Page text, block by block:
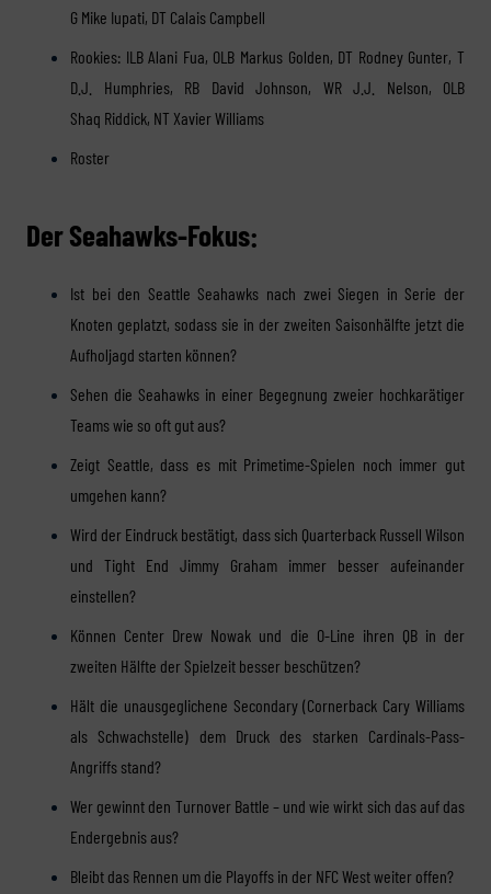
G Mike Iupati, DT Calais Campbell
Rookies: ILB Alani Fua, OLB Markus Golden, DT Rodney Gunter, T
D.J. Humphries, RB David Johnson, WR J.J. Nelson, OLB
Shaq Riddick, NT Xavier Williams
Roster
Der Seahawks-Fokus:
Ist bei den Seattle Seahawks nach zwei Siegen in Serie der
Knoten geplatzt, sodass sie in der zweiten Saisonhälfte jetzt die
Aufholjagd starten können?
Sehen die Seahawks in einer Begegnung zweier hochkarätiger
Teams wie so oft gut aus?
Zeigt Seattle, dass es mit Primetime-Spielen noch immer gut
umgehen kann?
Wird der Eindruck bestätigt, dass sich Quarterback Russell Wilson
und Tight End Jimmy Graham immer besser aufeinander
einstellen?
Können Center Drew Nowak und die O-Line ihren QB in der
zweiten Hälfte der Spielzeit besser beschützen?
Hält die unausgeglichene Secondary (Cornerback Cary Williams
als Schwachstelle) dem Druck des starken Cardinals-Pass-
Angriffs stand?
Wer gewinnt den Turnover Battle – und wie wirkt sich das auf das
Endergebnis aus?
Bleibt das Rennen um die Playoffs in der NFC West weiter offen?